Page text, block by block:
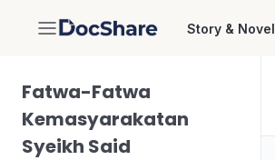
DocShare Story & Novel
Fatwa-Fatwa
Kemasyarakatan
Syeikh Said